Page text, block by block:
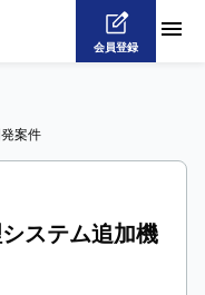
会員登録
案件
ステム追加機